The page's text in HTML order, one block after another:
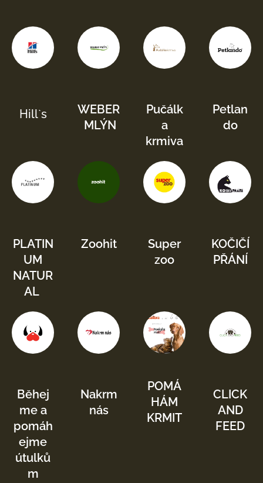
Hill`s
WEBER
MLÝN
Pučálk
a
krmiva
Petlan
do
PLATIN
UM
NATUR
AL
Zoohit
Super
zoo
KOČIČÍ
PŘÁNÍ
Běhej
me a
pomáh
ejme
útulků
m
Nakrm
nás
POMÁ
HÁM
KRMIT
CLICK
AND
FEED